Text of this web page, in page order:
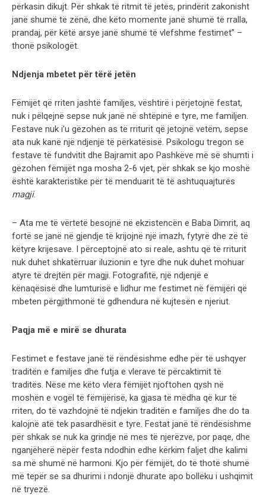
përkasin dikujt. Për shkak të ritmit të jetës, prindërit zakonisht
janë shumë të zënë, dhe këto momente janë shumë të rralla,
prandaj, për këtë arsye janë shumë të vlefshme festimet” –
thonë psikologët.
Ndjenja mbetet për tërë jetën
Fëmijët që rriten jashtë familjes, vështirë i përjetojnë festat,
nuk i pëlqejnë sepse nuk janë në shtëpinë e tyre, me familjen.
Festave nuk i’u gëzohen as të rriturit që jetojnë vetëm, sepse
ata nuk kanë një ndjenjë të përkatësisë. Psikologu tregon se
festave të fundvitit dhe Bajramit apo Pashkëve më së shumti i
gëzohen fëmijët nga mosha 2-6 vjet, për shkak se kjo moshë
është karakteristike për të menduarit të të ashtuquajturës
magji.
– Ata me të vërtetë besojnë në ekzistencën e Baba Dimrit, aq
fortë se janë në gjendje të krijojnë një imazh, fytyrë dhe zë të
këtyre krijesave. I përceptojnë ato si reale, ashtu që të rriturit
nuk duhet shkatërruar iluzionin e tyre dhe nuk duhet mohuar
atyre të drejtën për magji. Fotografitë, një ndjenjë e
kënaqësisë dhe lumturisë e lidhur me festimet në fëmijëri që
mbeten përgjithmonë të gdhendura në kujtesën e njeriut.
Paqja më e mirë se dhurata
Festimet e festave janë të rëndësishme edhe për të ushqyer
traditën e familjes dhe futja e vlerave të përcaktimit të
traditës. Nëse me këto vlera fëmijët njoftohen qysh në
moshën e vogël të fëmijërisë, ka gjasa të mëdha që kur të
rriten, do të vazhdojnë të ndjekin traditën e familjes dhe do ta
kalojnë atë tek pasardhësit e tyre. Festat janë të rëndësishme
për shkak se nuk ka grindje në mes të njerëzve, por paqe, dhe
nganjëherë nëpër festa ndodhin edhe kërkim faljet dhe kalimi
sa më shumë në harmoni. Kjo për fëmijët, do të thotë shumë
më tepër se sa dhurimi i ndonjë dhurate apo bollëku i ushqimit
në tryezë.